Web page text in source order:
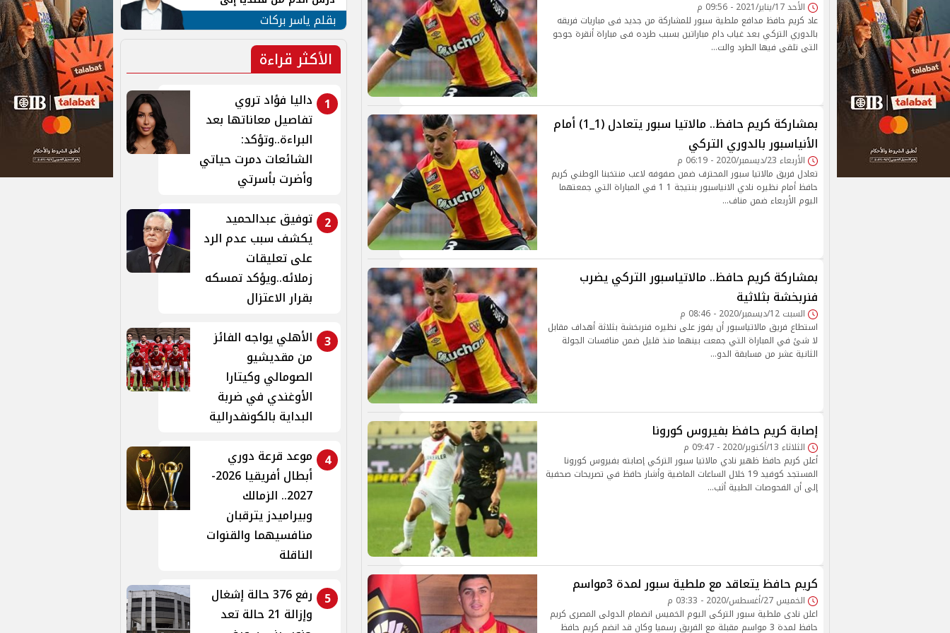
الأحد 17/يناير/2021 - 09:56 م
عاد كريم حافظ مدافع ملطية سبور للمشاركة من جديد فى مباريات فريقه
بالدوري التركي بعد غياب دام مباراتين بسبب طرده فى مباراة أنقرة جوجو
التى تلقى فيها الطرد والت…
بمشاركة كريم حافظ.. مالاتيا سبور يتعادل (1_1) أمام
الأنياسبور بالدوري التركي
الأربعاء 23/ديسمبر/2020 - 06:19 م
تعادل فريق مالاتيا سبور المحترف ضمن صفوفه لاعب منتخبنا الوطني كريم
حافظ أمام نظيره نادي الانياسبور بنتيجة 1 1 في المباراة التي جمعتهما
اليوم الأربعاء ضمن مناف…
بمشاركة كريم حافظ.. مالاتياسبور التركي يضرب
فنربخشة بثلاثية
السبت 12/ديسمبر/2020 - 08:46 م
استطاع فريق مالاتياسبور أن يفوز على نظيره فنربخشة بثلاثة أهداف مقابل
لا شئ في المباراة التي جمعت بينهما منذ قليل ضمن منافسات الجولة
الثانية عشر من مسابقة الدو…
إصابة كريم حافظ بفيروس كورونا
الثلاثاء 13/أكتوبر/2020 - 09:47 م
أعلن كريم حافظ ظهير نادي مالاتيا سبور التركي إصابته بفيروس كورونا
المستجد كوفيد 19 خلال الساعات الماضية وأشار حافظ في تصريحات صحفية
إلى أن الفحوصات الطبية أثب…
كريم حافظ يتعاقد مع ملطية سبور لمدة 3مواسم
الخميس 27/أغسطس/2020 - 03:33 م
اعلن نادى ملطية سبور التركى اليوم الخميس انضمام الدولى المصرى كريم
حافظ لمدة 3 مواسم مقبلة مع الفريق رسميا وكان قد انضم كريم حافظ
جنوب لبنان
بقلم ياسر بركات
الأكثر قراءة
1
داليا فؤاد تروي
تفاصيل معاناتها بعد
البراءة..وتؤكد:
الشائعات دمرت حياتي
وأضرت بأسرتي
2 توفيق عبدالحميد
يكشف سبب عدم الرد
على تعليقات
زملائه..ويؤكد تمسكه
بقرار الاعتزال
3 الأهلي يواجه الفائز
من مقديشيو
الصومالي وكيتارا
الأوغندي في ضربة
البداية بالكونفدرالية
4
موعد قرعة دوري
أبطال أفريقيا 2026-
2027.. الزمالك
وبيراميدز يترقبان
منافسيهما والقنوات
الناقلة
5
رفع 376 حالة إشغال
وإزالة 21 حالة تعد